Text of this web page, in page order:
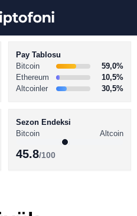
Pay Tablosu
Bitcoin
59,0%
Ethereum
10,5%
Altcoinler
30,5%
Sezon Endeksi
Bitcoin
Altcoin
45.8/100